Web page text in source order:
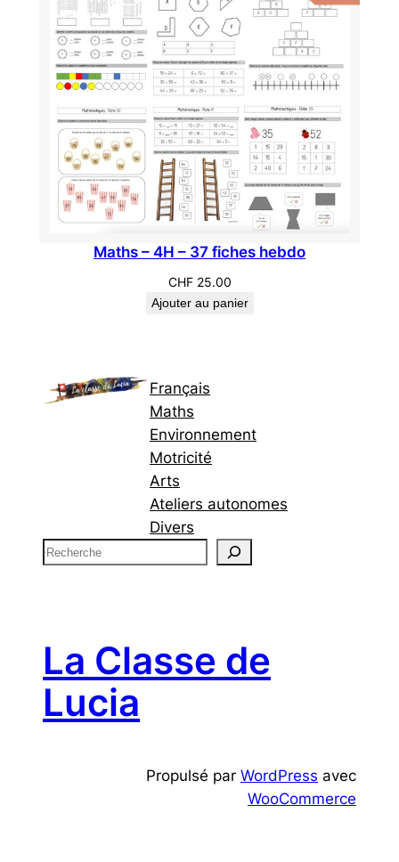
Maths – 4H – 37 fiches hebdo
CHF25.00
Ajouter au panier
Français
Maths
Environnement
Motricité
Arts
Ateliers autonomes
Divers
R
e
c
h
La Classe de
Lucia
Propulsé par WordPress avec
WooCommerce